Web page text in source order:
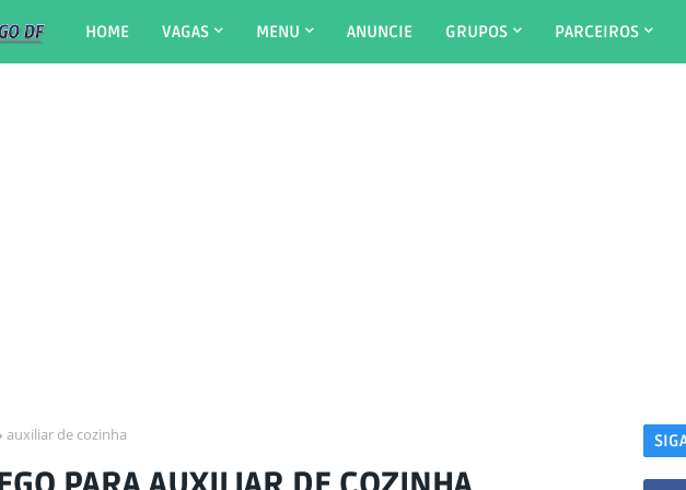
HOME VAGAS MENU ANUNCIE GRUPOS PARCEIROS
auxiliar de cozinha